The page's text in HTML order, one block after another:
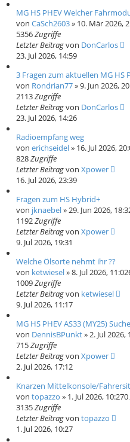
MG HS PHEV Welcher
von CaSch2603» 10. Mär 2026,
5356Zugriffe
Letzter Beitragvon DonCarlos
23. Jul 2026, 14:59
3 Fragen zum aktuellen MG HS
von Rondrian77» 9. Jun 2026,
2113Zugriffe
Letzter Beitragvon DonCarlos
23. Jul 2026, 14:26
Radioempfang weg
von erichseidel» 16. Jul 2026,
828Zugriffe
Letzter Beitragvon Xpower
16. Jul 2026, 23:39
Fragen zum HS Hybrid+
von jknaebel» 29. Jun 2026,
1192Zugriffe
Letzter Beitragvon Xpower
9. Jul 2026, 19:31
Welche Ölsorte nehmt ihr ??
von ketwiesel» 8. Jul 2026, 11:02
1009Zugriffe
Letzter Beitragvon ketwiesel
9. Jul 2026, 11:17
MG HS PHEV AS33 (MY25)
von DennisBPunkt» 2. Jul 2026,
715Zugriffe
Letzter Beitragvon Xpower
2. Jul 2026, 17:12
Knarzen Mittelkonsole/
von topazzo » 1. Jul 2026, 10:270
3135Zugriffe
Letzter Beitragvon topazzo
1. Jul 2026, 10:27